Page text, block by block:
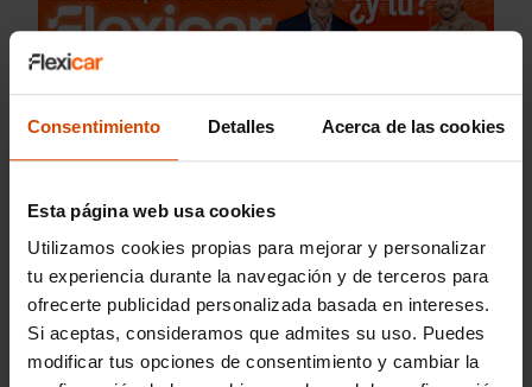
Consentimiento Detalles Acerca de las cookies
Esta página web usa cookies
Utilizamos cookies propias para mejorar y personalizar
tu experiencia durante la navegación y de terceros para
ofrecerte publicidad personalizada basada en intereses.
Si aceptas, consideramos que admites su uso. Puedes
modificar tus opciones de consentimiento y cambiar la